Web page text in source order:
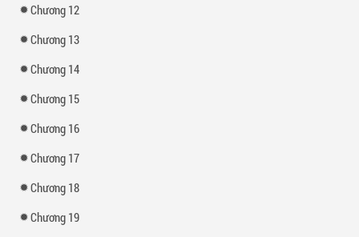
Chương 12
Chương 13
Chương 14
Chương 15
Chương 16
Chương 17
Chương 18
Chương 19